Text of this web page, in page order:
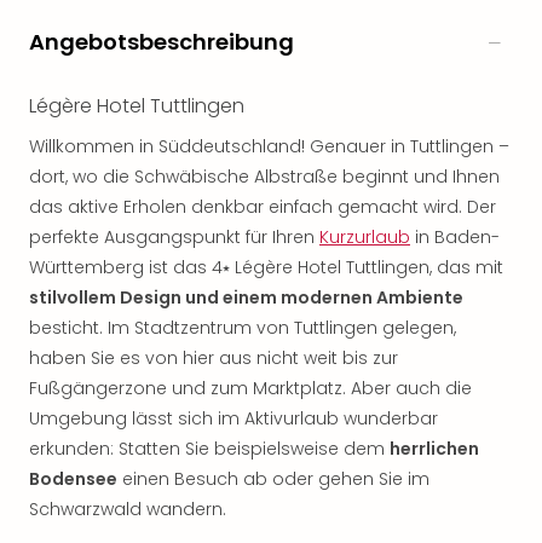
Angebotsbeschreibung
Légère Hotel Tuttlingen
Willkommen in Süddeutschland! Genauer in Tuttlingen –
dort, wo die Schwäbische Albstraße beginnt und Ihnen
das aktive Erholen denkbar einfach gemacht wird. Der
perfekte Ausgangspunkt für Ihren Kurzurlaub in Baden-
Württemberg ist das 4⭑ Légère Hotel Tuttlingen, das mit
stilvollem Design und einem modernen Ambiente
besticht. Im Stadtzentrum von Tuttlingen gelegen,
haben Sie es von hier aus nicht weit bis zur
Fußgängerzone und zum Marktplatz. Aber auch die
Umgebung lässt sich im Aktivurlaub wunderbar
erkunden: Statten Sie beispielsweise dem herrlichen
Bodensee einen Besuch ab oder gehen Sie im
Schwarzwald wandern.